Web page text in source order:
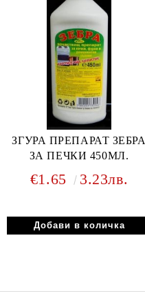
ЗГУРА ПРЕПАРАТ ЗЕБРА
ЗА ПЕЧКИ 450МЛ.
€1.65 3.23лв.